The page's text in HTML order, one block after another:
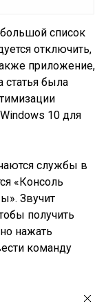
список
отключить,
приложение,
статья была
10 для
службы в
«Консоль
Звучит
получить
нажать
команду